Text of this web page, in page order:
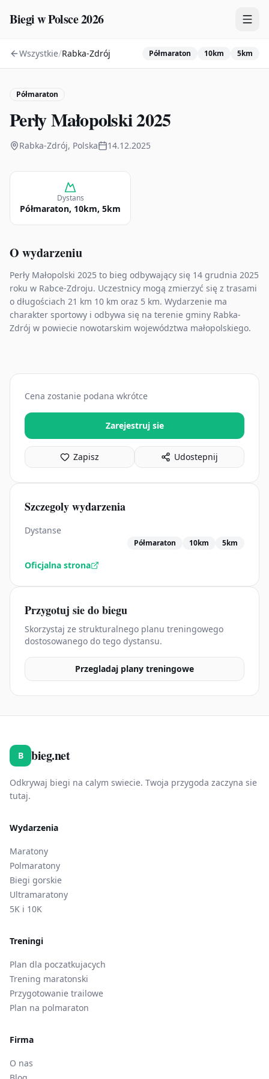
Biegi w Polsce 2026
Zawody
Kalendarz
Wszystkie/Rabka-Zdrój Półmaraton 10km 5km
Półmaraton
Perły Małopolski 2025
Rabka-Zdrój, Polska 14.12.2025
Dystans
Półmaraton, 10km, 5km
O wydarzeniu
Perły Małopolski 2025 to bieg odbywający się 14 grudnia 2025
roku w Rabce-Zdroju. Uczestnicy mogą zmierzyć się z trasami
o długościach 21 km 10 km oraz 5 km. Wydarzenie ma
charakter sportowy i odbywa się na terenie gminy Rabka-
Zdrój w powiecie nowotarskim województwa małopolskiego.
Cena zostanie podana wkrótce
Zarejestruj sie
Zapisz Udostepnij
Szczegoly wydarzenia
Dystanse
Półmaraton 10km 5km
Oficjalna strona
Przygotuj sie do biegu
Skorzystaj ze strukturalnego planu treningowego
dostosowanego do tego dystansu.
Przegladaj plany treningowe
B bieg.net
Odkrywaj biegi na calym swiecie. Twoja przygoda zaczyna sie
tutaj.
Wydarzenia
Maratony
Polmaratony
Biegi gorskie
Ultramaratony
5K i 10K
Treningi
Plan dla poczatkujacych
Trening maratonski
Przygotowanie trailowe
Plan na polmaraton
Firma
O nas